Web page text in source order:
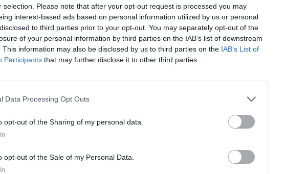
selection. Please note that after your opt-out request is processed you may
interest-based ads based on personal information utilized by us or personal
to third parties prior to your opt-out. You may separately opt-out of the
of your personal information by third parties on the IAB’s list of downstream
This information may also be disclosed by us to third parties on the IAB’s List of
Participants that may further disclose it to other third parties.
Data Processing Opt Outs
opt-out of the Sharing of my personal data.
opt-out of the Sale of my Personal Data.
Πριν 3 ημέρες
Ελαιοκομικό Μητρώο: Ξεκινά η
προετοιμασία των ελαιοπαραγωγών στη